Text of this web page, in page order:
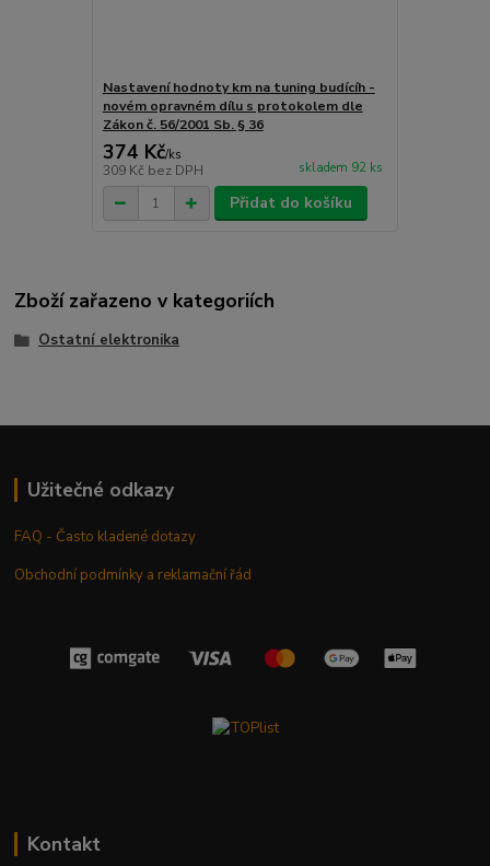
Nastavení hodnoty km na tuning budícíh -
novém opravném dílu s protokolem dle
Zákon č. 56/2001 Sb. § 36
374 Kč/ks
309 Kč bez DPH skladem 92 ks
Přidat do košíku
Zboží zařazeno v kategoriích
Ostatní elektronika
Užitečné odkazy
FAQ - Často kladené dotazy
Obchodní podmínky a reklamační řád
Kontakt